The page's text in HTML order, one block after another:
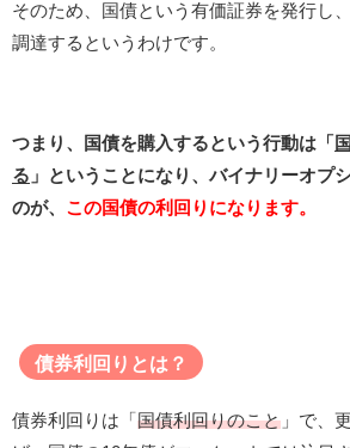
そのため、国債という有価証券を発行し
調達するというわけです。
つまり、国債を購入するという行動は「
る 」ということになり、バイナリーオプ
のが、 この国債の利回りになります。
債券利回りとは？
債券利回りは「 国債利回りのこと 」で、